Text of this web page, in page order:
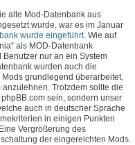
alte Mod-Datenbank aus
wurde, war es im Januar
wurde eingeführt. Wie auf
als MOD-Datenbank
nur an ein System
wurden auch die
grundlegend überarbeitet,
Trotzdem sollte die
sein, sondern unser
auch in deutscher Sprache
in einigen Punkten
Vergrößerung des
der eingereichten Mods.